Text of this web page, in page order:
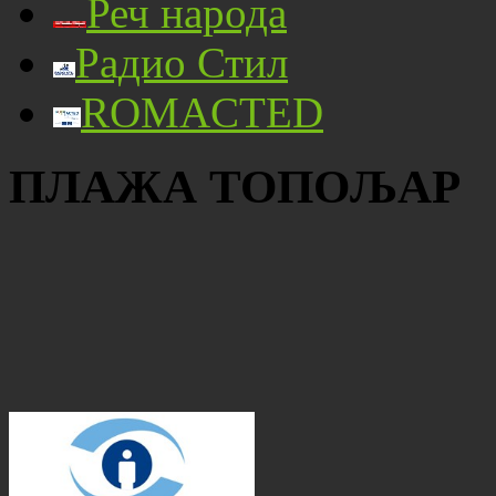
Реч народа
Радио Стил
ROMACTED
ПЛАЖА ТОПОЉАР